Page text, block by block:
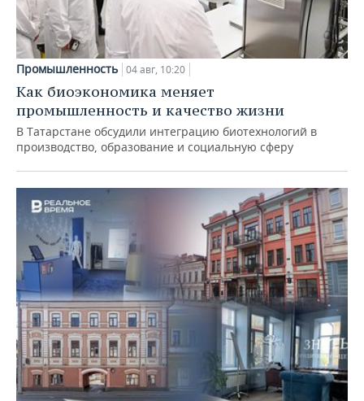
Промышленность 04 авг, 10:20
Как биоэкономика меняет
промышленность и качество жизни
В Татарстане обсудили интеграцию биотехнологий в
производство, образование и социальную сферу